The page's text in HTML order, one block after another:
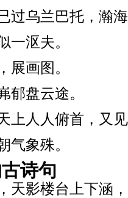
过乌兰巴托，瀚
一沤夫。
展画图。
郁盘云途。
上人人俯首，又
气象殊。
诗句
天影楼台上下涵